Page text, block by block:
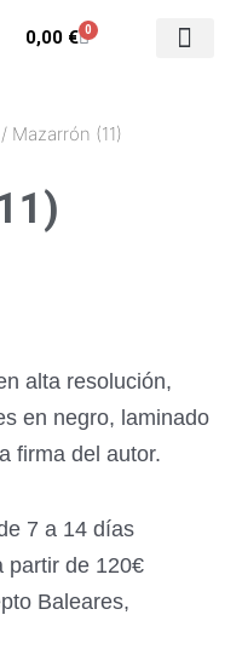
0,00 € 0
Carrito
/ Mazarrón (11)
alta resolución,
en negro, laminado
firma del autor.
7 a 14 días
partir de 120€
Baleares,